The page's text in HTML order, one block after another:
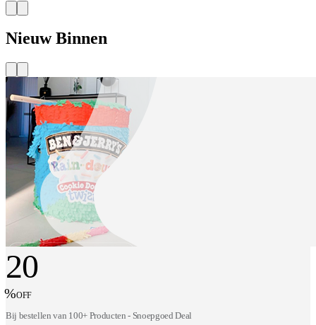
Nieuw Binnen
20
%OFF
Bij bestellen van 100+ Producten - Snoepgoed Deal